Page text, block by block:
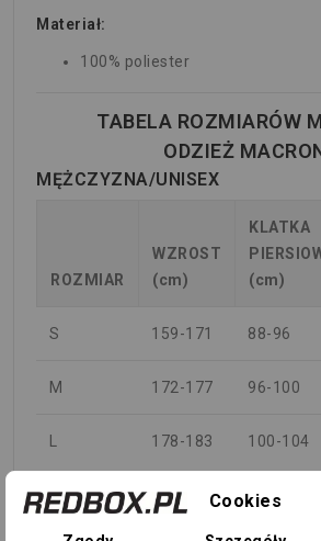
Materiał:
100% poliester
TABELA ROZMIARÓW
ODZIEŻ
MĘŻCZYZNA/UNISEX
ROZMIAR
WZROST
(cm)
KLATKA
(cm)
S 159-171 88-96
M 172-177 96-100
178-183 100-104
Cookies